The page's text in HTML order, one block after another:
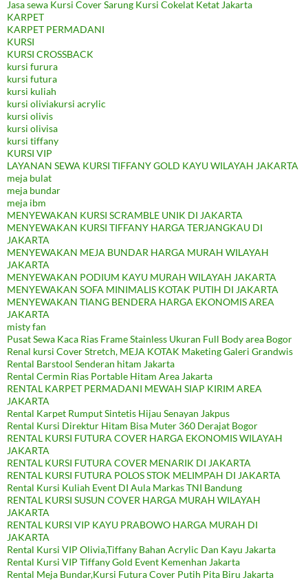
Jasa sewa Kursi Cover Sarung Kursi Cokelat Ketat Jakarta
KARPET
KARPET PERMADANI
KURSI
KURSI CROSSBACK
kursi furura
kursi futura
kursi kuliah
kursi oliviakursi acrylic
kursi olivis
kursi olivisa
kursi tiffany
KURSI VIP
LAYANAN SEWA KURSI TIFFANY GOLD KAYU WILAYAH JAKARTA
meja bulat
meja bundar
meja ibm
MENYEWAKAN KURSI SCRAMBLE UNIK DI JAKARTA
MENYEWAKAN KURSI TIFFANY HARGA TERJANGKAU DI
JAKARTA
MENYEWAKAN MEJA BUNDAR HARGA MURAH WILAYAH
JAKARTA
MENYEWAKAN PODIUM KAYU MURAH WILAYAH JAKARTA
MENYEWAKAN SOFA MINIMALIS KOTAK PUTIH DI JAKARTA
MENYEWAKAN TIANG BENDERA HARGA EKONOMIS AREA
JAKARTA
misty fan
Pusat Sewa Kaca Rias Frame Stainless Ukuran Full Body area Bogor
Renal kursi Cover Stretch, MEJA KOTAK Maketing Galeri Grandwis
Rental Barstool Senderan hitam Jakarta
Rental Cermin Rias Portable Hitam Area Jakarta
RENTAL KARPET PERMADANI MEWAH SIAP KIRIM AREA
JAKARTA
Rental Karpet Rumput Sintetis Hijau Senayan Jakpus
Rental Kursi Direktur Hitam Bisa Muter 360 Derajat Bogor
RENTAL KURSI FUTURA COVER HARGA EKONOMIS WILAYAH
JAKARTA
RENTAL KURSI FUTURA COVER MENARIK DI JAKARTA
RENTAL KURSI FUTURA POLOS STOK MELIMPAH DI JAKARTA
Rental Kursi Kuliah Event DI Aula Markas TNI Bandung
RENTAL KURSI SUSUN COVER HARGA MURAH WILAYAH
JAKARTA
RENTAL KURSI VIP KAYU PRABOWO HARGA MURAH DI
JAKARTA
Rental Kursi VIP Olivia,Tiffany Bahan Acrylic Dan Kayu Jakarta
Rental Kursi VIP Tiffany Gold Event Kemenhan Jakarta
Rental Meja Bundar,Kursi Futura Cover Putih Pita Biru Jakarta